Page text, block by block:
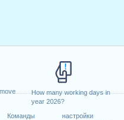
How many working days in
year 2026?
Команды
настройки